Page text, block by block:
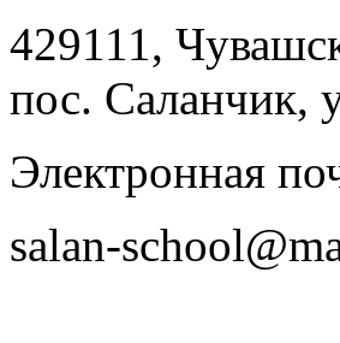
429111,
пос. Саланчик,
Электронная
salan-